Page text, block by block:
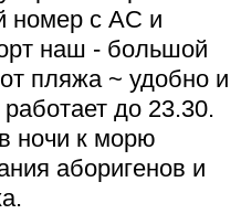
номер с АС и
наш - большой
пляжа ~ удобно и
работает до 23.30.
ночи к морю
аборигенов и